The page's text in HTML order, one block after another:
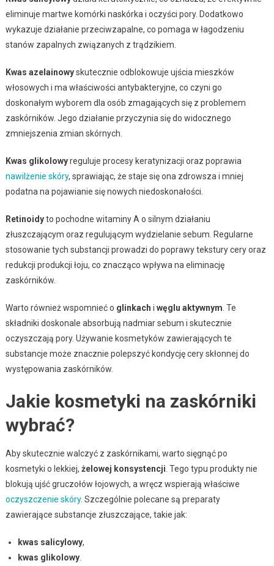
eliminuje martwe komórki naskórka i oczyści pory. Dodatkowo
wykazuje działanie przeciwzapalne, co pomaga w łagodzeniu
stanów zapalnych związanych z trądzikiem.
Kwas azelainowyskutecznie odblokowuje ujścia mieszków
włosowych i ma właściwości antybakteryjne, co czyni go
doskonałym wyborem dla osób zmagających się z problemem
zaskórników. Jego działanie przyczynia się do widocznego
zmniejszenia zmian skórnych.
Kwas glikolowyreguluje procesy keratynizacji oraz poprawia
nawilżenie skóry, sprawiając, że staje się ona zdrowsza i mniej
podatna na pojawianie się nowych niedoskonałości.
Retinoidyto pochodne witaminy A o silnym działaniu
złuszczającym oraz regulującym wydzielanie sebum. Regularne
stosowanie tych substancji prowadzi do poprawy tekstury cery oraz
redukcji produkcji łoju, co znacząco wpływa na eliminację
zaskórników.
Warto również wspomnieć o glinkach i węglu aktywnym . Te
składniki doskonale absorbują nadmiar sebum i skutecznie
oczyszczają pory. Używanie kosmetyków zawierających te
substancje może znacznie polepszyć kondycję cery skłonnej do
występowania zaskórników.
Jakie kosmetyki na zaskórniki
wybrać?
Aby skutecznie walczyć z zaskórnikami, warto sięgnąć po
kosmetyki o lekkiej, żelowej konsystencji . Tego typu produkty nie
blokują ujść gruczołów łojowych, a wręcz wspierają właściwe
oczyszczenie skóry. Szczególnie polecane są preparaty
zawierające substancje złuszczające, takie jak:
kwas salicylowy,
kwas glikolowy.